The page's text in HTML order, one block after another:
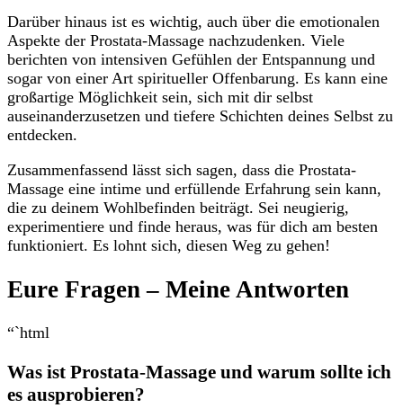
Darüber hinaus ist es ‍wichtig, auch über die emotionalen
Aspekte⁣ der Prostata-Massage nachzudenken.​ Viele
berichten von intensiven Gefühlen der Entspannung und
sogar von einer Art spiritueller Offenbarung. Es kann eine
großartige Möglichkeit sein, sich mit dir selbst
⁢auseinanderzusetzen und tiefere Schichten deines Selbst zu
entdecken.
Zusammenfassend lässt sich ​sagen, dass die Prostata-
Massage eine intime und erfüllende Erfahrung sein kann,
die‌ zu deinem Wohlbefinden beiträgt. Sei neugierig,
experimentiere und finde heraus, was für dich am besten
funktioniert. ​Es lohnt sich, diesen Weg zu gehen!
Eure Fragen – Meine Antworten
“`html
Was ist Prostata-Massage und warum sollte ‌ich
es ausprobieren?